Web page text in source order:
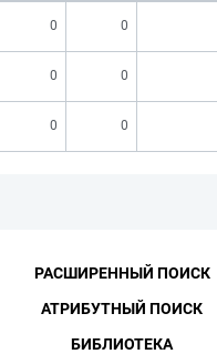
0 0
0 0
0 0
РАСШИРЕННЫЙ ПОИСК
АТРИБУТНЫЙ ПОИСК
БИБЛИОТЕКА